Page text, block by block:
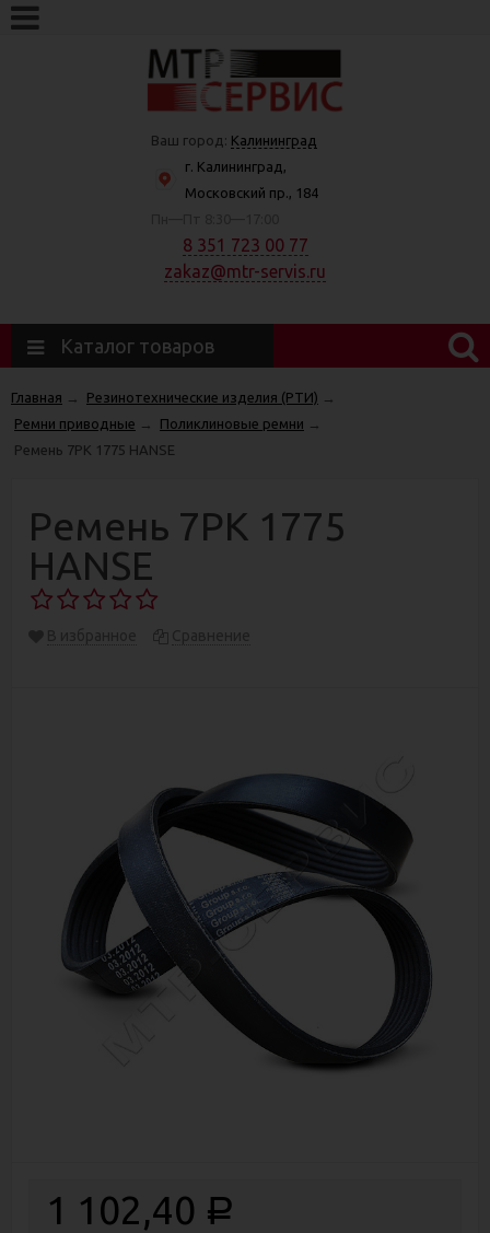
Ваш город: Калининград
г. Калининград,
Московский пр., 184
8 351 723 00 77
zakaz@mtr-servis.ru
Каталог товаров
Главная Резинотехнические изделия (РТИ)
Ремни приводные
Поликлиновые ремни
Ремень 7РК 1775 HANSE
Ремень 7РК 1775
HANSE
1 102,40 Р